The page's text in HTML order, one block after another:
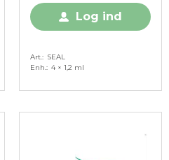
Log ind
Art.
SEAL
Enh.
4 × 1,2 ml